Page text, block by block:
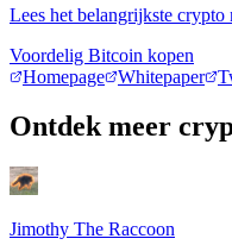
Lees het belangrijkste crypto
Voordelig Bitcoin kopen
Homepage
Whitepaper
Ontdek meer
Jimothy The Raccoon